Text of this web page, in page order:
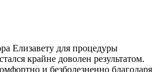
Елизавету для процедуры
крайне доволен результатом.
и безболезненно благодаря